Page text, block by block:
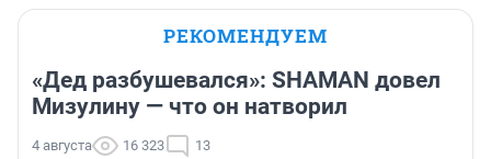
РЕКОМЕНДУЕМ
«Дед разбушевался»: SHAMAN довел
Мизулину — что он натворил
4 августа 16 323 13